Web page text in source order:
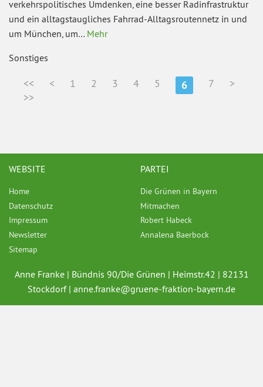
verkehrspolitisches Umdenken, eine besser Radinfrastruktur
und ein alltagstaugliches Fahrrad-Alltagsroutennetz in und
um München, um… Mehr
Sonstiges
<< < 1 2 3 4 5 6 7
>
>>
WEBSITE
Home
Datenschutz
Impressum
Newsletter
Sitemap
PARTEI
Die Grünen in Bayern
Mitmachen
Robert Habeck
Annalena Baerbock
Anne Franke | Bündnis 90/Die Grünen | Heimstr.42 | 82131
Stockdorf | anne.franke@gruene-fraktion-bayern.de